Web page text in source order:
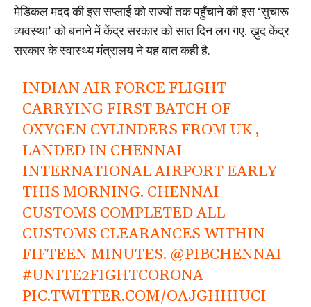
मेडिकल मदद की इस सप्लाई को राज्यों तक पहुँचाने की इस ‘सुचारू
व्यवस्था’ को बनाने में केंद्र सरकार को सात दिन लग गए. ख़ुद केंद्र
सरकार के स्वास्थ्य मंत्रालय ने यह बात कही है.
INDIAN AIR FORCE FLIGHT
CARRYING FIRST BATCH OF
OXYGEN CYLINDERS FROM UK ,
LANDED IN CHENNAI
INTERNATIONAL AIRPORT EARLY
THIS MORNING. CHENNAI
CUSTOMS COMPLETED ALL
CUSTOMS CLEARANCES WITHIN
FIFTEEN MINUTES. @PIBCHENNAI
#UNITE2FIGHTCORONA
PIC.TWITTER.COM/OAJGHHIUCI